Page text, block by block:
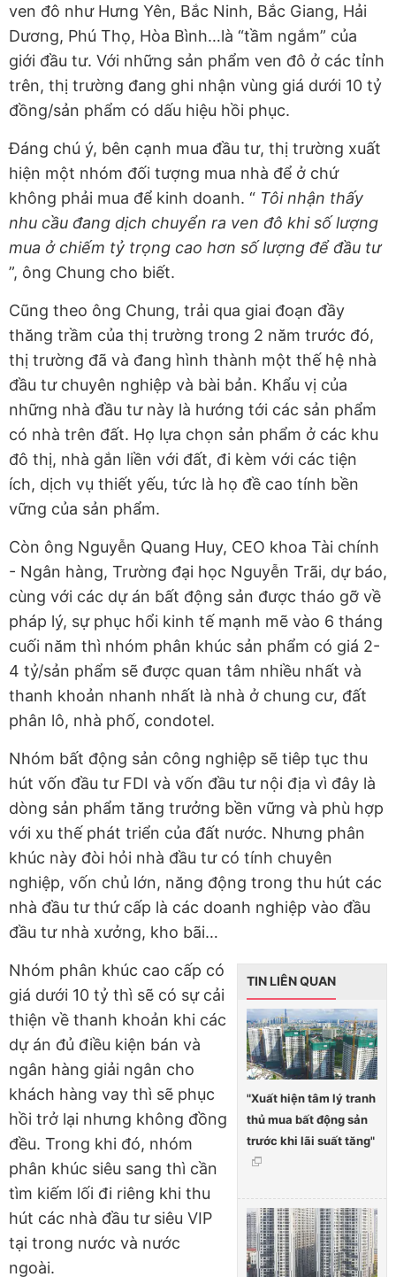
ven đô như Hưng Yên, Bắc Ninh, Bắc Giang, Hải
Dương, Phú Thọ, Hòa Bình…là “tầm ngắm” của
giới đầu tư. Với những sản phẩm ven đô ở các tỉnh
trên, thị trường đang ghi nhận vùng giá dưới 10 tỷ
đồng/sản phẩm có dấu hiệu hồi phục.
Đáng chú ý, bên cạnh mua đầu tư, thị trường xuất
hiện một nhóm đối tượng mua nhà để ở chứ
không phải mua để kinh doanh. “ Tôi nhận thấy
nhu cầu đang dịch chuyển ra ven đô khi số lượng
mua ở chiếm tỷ trọng cao hơn số lượng để đầu tư
”, ông Chung cho biết.
Cũng theo ông Chung, trải qua giai đoạn đầy
thăng trầm của thị trường trong 2 năm trước đó,
thị trường đã và đang hình thành một thế hệ nhà
đầu tư chuyên nghiệp và bài bản. Khẩu vị của
những nhà đầu tư này là hướng tới các sản phẩm
có nhà trên đất. Họ lựa chọn sản phẩm ở các khu
đô thị, nhà gắn liền với đất, đi kèm với các tiện
ích, dịch vụ thiết yếu, tức là họ đề cao tính bền
vững của sản phẩm.
Còn ông Nguyễn Quang Huy, CEO khoa Tài chính
- Ngân hàng, Trường đại học Nguyễn Trãi, dự báo,
cùng với các dự án bất động sản được tháo gỡ về
pháp lý, sự phục hổi kinh tế mạnh mẽ vào 6 tháng
cuối năm thì nhóm phân khúc sản phẩm có giá 2-
4 tỷ/sản phẩm sẽ được quan tâm nhiều nhất và
thanh khoản nhanh nhất là nhà ở chung cư, đất
phân lô, nhà phố, condotel.
Nhóm bất động sản công nghiệp sẽ tiêp tục thu
hút vốn đầu tư FDI và vốn đầu tư nội địa vì đây là
dòng sản phẩm tăng trưởng bền vững và phù hợp
với xu thế phát triển của đất nước. Nhưng phân
khúc này đòi hỏi nhà đầu tư có tính chuyên
nghiệp, vốn chủ lớn, năng động trong thu hút các
nhà đầu tư thứ cấp là các doanh nghiệp vào đầu
đầu tư nhà xưởng, kho bãi…
TIN LIÊN QUAN
"Xuất hiện tâm lý tranh
thủ mua bất động sản
trước khi lãi suất tăng"
Nhóm phân khúc cao cấp có
giá dưới 10 tỷ thì sẽ có sự cải
thiện về thanh khoản khi các
dự án đủ điều kiện bán và
ngân hàng giải ngân cho
khách hàng vay thì sẽ phục
hồi trở lại nhưng không đồng
đều. Trong khi đó, nhóm
phân khúc siêu sang thì cần
tìm kiếm lối đi riêng khi thu
hút các nhà đầu tư siêu VIP
tại trong nước và nước
ngoài.